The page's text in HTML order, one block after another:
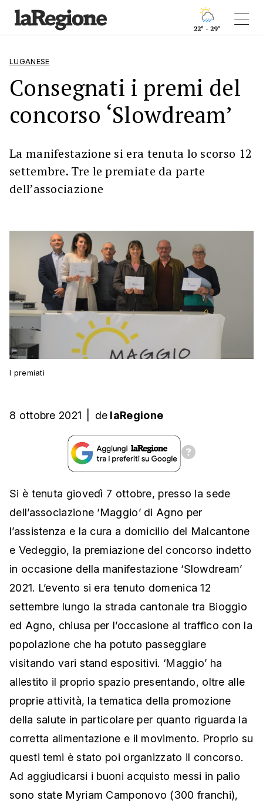
22° - 29°
LUGANESE
Consegnati i premi del
concorso ‘Slowdream’
La manifestazione si era tenuta lo scorso 12
settembre. Tre le premiate da parte
dell’associazione
I premiati
8 ottobre 2021 de laRegione
Si è tenuta giovedì 7 ottobre, presso la sede
dell’associazione ‘Maggio’ di Agno per
l’assistenza e la cura a domicilio del Malcantone
e Vedeggio, la premiazione del concorso indetto
in occasione della manifestazione ‘Slowdream’
2021. L’evento si era tenuto domenica 12
settembre lungo la strada cantonale tra Bioggio
ed Agno, chiusa per l’occasione al traffico con la
popolazione che ha potuto passeggiare
visitando vari stand espositivi. ‘Maggio’ ha
allestito il proprio spazio presentando, oltre alle
proprie attività, la tematica della promozione
della salute in particolare per quanto riguarda la
corretta alimentazione e il movimento. Proprio su
questi temi è stato poi organizzato il concorso.
Ad aggiudicarsi i buoni acquisto messi in palio
sono state Myriam Camponovo (300 franchi),